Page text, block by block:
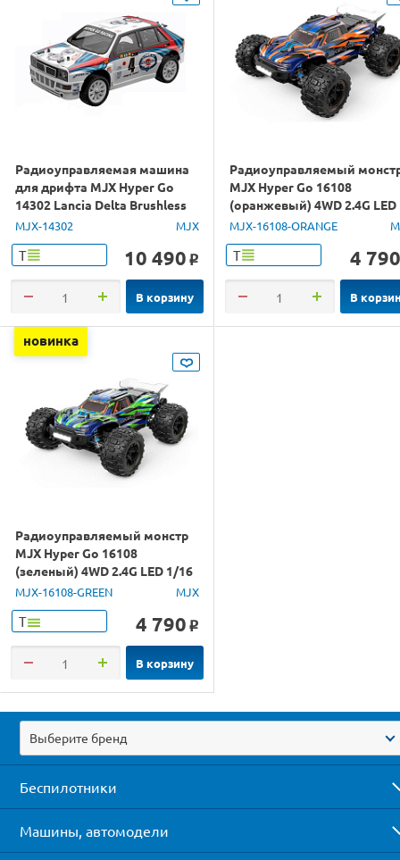
Радиоуправляемая машина
для дрифта MJX Hyper Go
14302 Lancia Delta Brushless
4WD 2.4G LED 1/14 RTR
MJX-14302 MJX
Т 10 490 o
В корзину
Радиоуправляемый
MJX Hyper Go 16108
(оранжевый) 4WD 2.4G LED
1/16 RTR
MJX-16108-ORANGE
Т 4 790
В
новинка
Радиоуправляемый монстр
MJX Hyper Go 16108
(зеленый) 4WD 2.4G LED 1/16
RTR
MJX-16108-GREEN MJX
Т 4 790 o
В корзину
Выберите бренд
Беспилотники
Машины, автомодели